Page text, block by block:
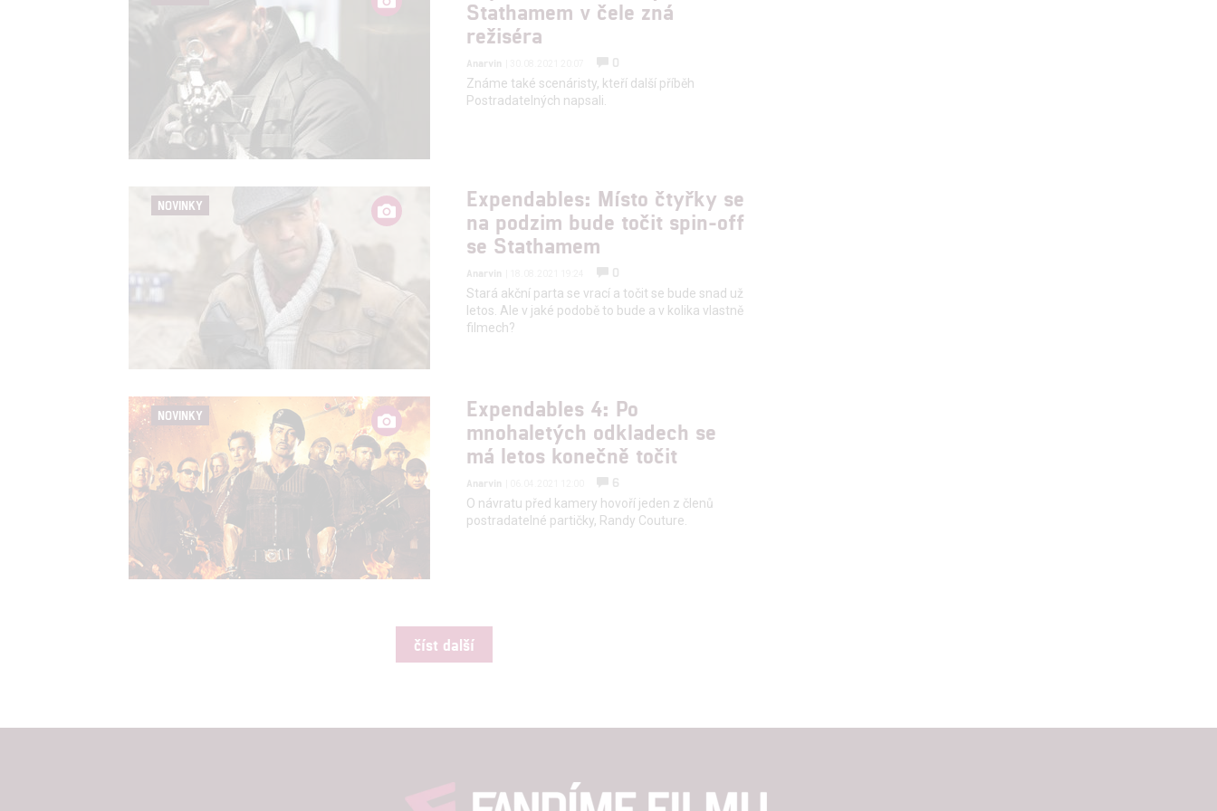
Stathamem v čele zná
režiséra
Anarvin
0
Známe také scenáristy, kteří další příběh
Postradatelných napsali.
NOVINKY
Expendables: Místo čtyřky se
na podzim bude točit spin-off
se Stathamem
Anarvin
0
Stará akční parta se vrací a točit se bude snad už
letos. Ale v jaké podobě to bude a v kolika vlastně
filmech?
NOVINKY
Expendables 4: Po
mnohaletých odkladech se
má letos konečně točit
Anarvin
6
O návratu před kamery hovoří jeden z členů
postradatelné partičky, Randy Couture.
číst další
Udělením souhlasu s účely a funkcemi zde uvedenými dáváte nám i našim partnerům
možnost: Zajištění bezpečnosti, předcházení a zjišťování podvodů a odstraňování chyb,
Poskytování a zobrazování reklamy a obsahu